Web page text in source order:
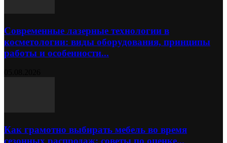
Современные лазерные технологии в
косметологии: виды оборудования, принципы
работы и особенности...
Как грамотно выбирать мебель во время
сезонных распродаж: советы по оценке...